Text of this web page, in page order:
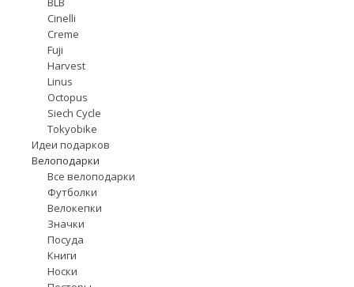
Cinelli
Creme
Fuji
Harvest
Linus
Octopus
Siech Cycle
Tokyobike
Идеи подарков
Велоподарки
Все велоподарки
Футболки
Велокепки
Значки
Посуда
Книги
Носки